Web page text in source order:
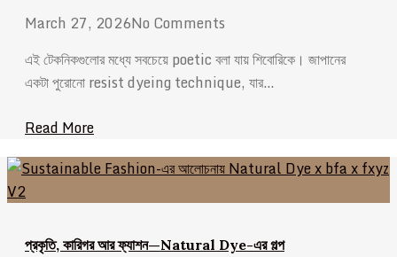
March 27, 2026No Comments
এই টেকনিকগুলোর মধ্যে সবচেয়ে poetic বলা যায় শিবোরিকে। জাপানের
একটা পুরোনো resist dyeing technique, যার…
Read More
প্রকৃতি, কারিগর আর ফ্যাশন—Natural Dye-এর গল্প